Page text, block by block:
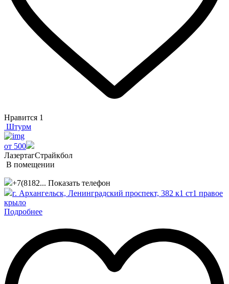
Нравится 1
Штурм
от 500
ЛазертагСтрайкбол
В помещении
+7(8182... Показать телефон
г. Архангельск, ​Ленинградский проспект, 382 к1 ст1​ правое
крыло
Подробнее